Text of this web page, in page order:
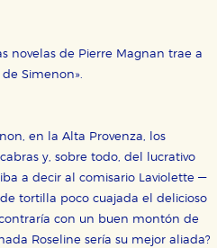
novelas de Pierre Magnan trae a
Simenon».
en la Alta Provenza, los
y, sobre todo, del lucrativo
a decir al comisario Laviolette —
tortilla poco cuajada el delicioso
con un buen montón de
Roseline sería su mejor aliada?
deshabilitarlas desde
hacerlo desde el
y analíticas
para mejorar su experiencia
el funcionamiento de
configuraciones de
que reconfigurarlos cada
es agregada y, por lo